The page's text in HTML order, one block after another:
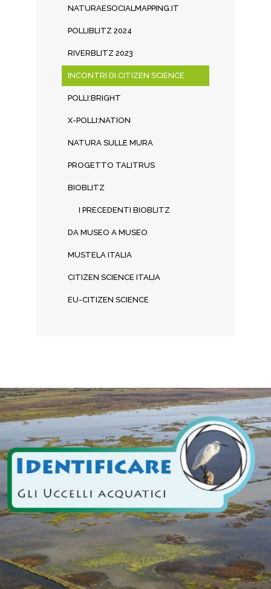
NATURAESOCIALMAPPING.IT
POLLIBLITZ 2024
RIVERBLITZ 2023
INCONTRI DI CITIZEN SCIENCE
POLLI:BRIGHT
X-POLLI:NATION
NATURA SULLE MURA
PROGETTO TALITRUS
BIOBLITZ
I PRECEDENTI BIOBLITZ
DA MUSEO A MUSEO
MUSTELA ITALIA
CITIZEN SCIENCE ITALIA
EU-CITIZEN SCIENCE